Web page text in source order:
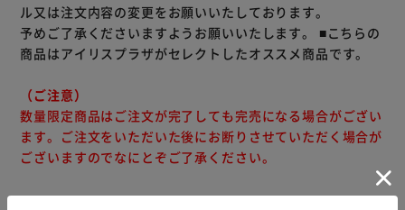
医薬部外品。
ル又は注文内容の変更をお願いいたしております。
予めご了承くださいますようお願いいたします。 ■こちらの
商品はアイリスプラザがセレクトしたオススメ商品です。
（ご注意）
数量限定商品はご注文が完了しても完売になる場合がござい
ます。ご注文をいただいた後にお断りさせていただく場合が
ございますのでなにとぞご了承ください。